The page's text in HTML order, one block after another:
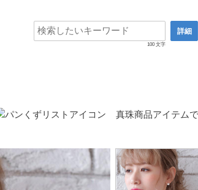
100 文字
詳細
真珠商品アイテム